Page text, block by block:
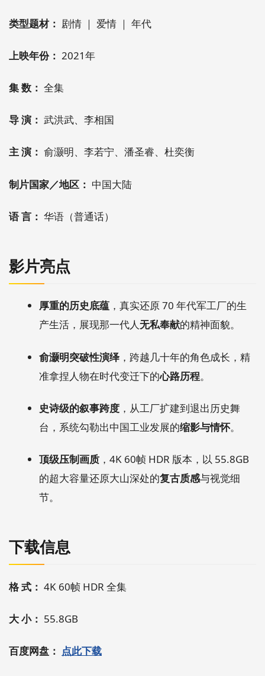
类型题材： 剧情 ｜ 爱情 ｜ 年代
上映年份： 2021年
集 数： 全集
导 演： 武洪武、李相国
主 演： 俞灏明、李若宁、潘圣睿、杜奕衡
制片国家／地区： 中国大陆
语 言： 华语（普通话）
影片亮点
厚重的历史底蕴 ，真实还原 70 年代军工厂的生
产生活，展现那一代人无私奉献的精神面貌。
俞灏明突破性演绎，跨越几十年的角色成长，精
准拿捏人物在时代变迁下的心路历程。
史诗级的叙事跨度 ，从工厂扩建到退出历史舞
台，系统勾勒出中国工业发展的缩影与情怀。
顶级压制画质 ，4K 60帧 HDR 版本，以 55.8GB
的超大容量还原大山深处的复古质感与视觉细
节。
下载信息
格 式： 4K 60帧 HDR 全集
大 小： 55.8GB
百度网盘： 点此下载